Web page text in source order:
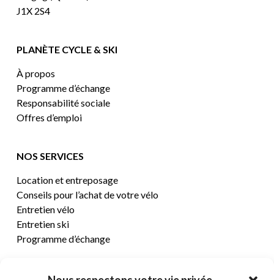
J1X 2S4
PLANÈTE CYCLE & SKI
À propos
Programme d’échange
Responsabilité sociale
Offres d’emploi
NOS SERVICES
Location et entreposage
Conseils pour l’achat de votre vélo
Entretien vélo
Entretien ski
Programme d’échange
CENTRE D’AIDE